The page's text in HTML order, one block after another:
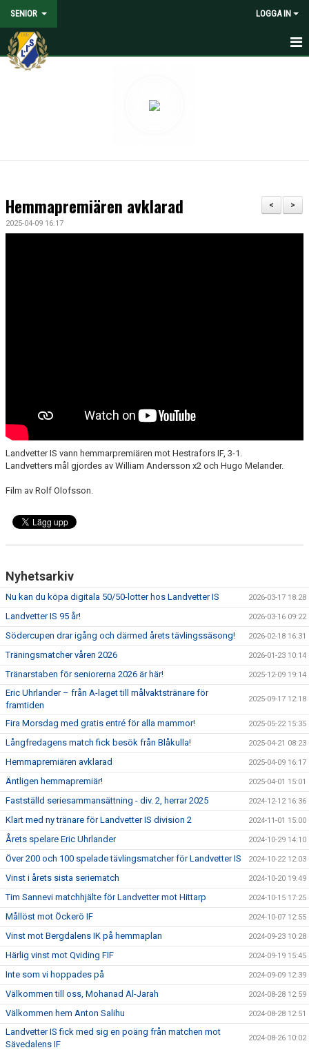
SENIOR LOGGA IN
HEM
MEDIA
>
<
Hemmapremiären avklarad
2025-04-09 16:17
Landvetter IS vann hemmarpremiären mot Hestrafors IF, 3-1.
Landvetters mål gjordes av William Andersson x2 och Hugo Melander.
Film av Rolf Olofsson.
Nyhetsarkiv
Nu kan du köpa digitala 50/50-lotter hos Landvetter IS 2026-03-17 18:28
Landvetter IS 95 år! 2026-03-16 09:22
Södercupen drar igång och därmed årets tävlingssäsong! 2026-02-18 16:31
Träningsmatcher våren 2026 2026-01-23 10:14
Tränarstaben för seniorerna 2026 är här! 2025-12-09 19:14
Eric Uhrlander – från A-laget till målvaktstränare för
framtiden
2025-09-17 12:18
Fira Morsdag med gratis entré för alla mammor! 2025-05-22 15:35
Långfredagens match fick besök från Blåkulla! 2025-04-21 08:23
Hemmapremiären avklarad 2025-04-09 16:17
Äntligen hemmapremiär! 2025-04-01 15:01
Fastställd seriesammansättning - div. 2, herrar 2025 2024-12-12 16:36
Klart med ny tränare för Landvetter IS division 2 2024-11-01 15:00
Årets spelare Eric Uhrlander 2024-10-29 14:10
Över 200 och 100 spelade tävlingsmatcher för Landvetter IS 2024-10-22 12:03
Vinst i årets sista seriematch 2024-10-20 19:49
Tim Sannevi matchhjälte för Landvetter mot Hittarp 2024-10-15 17:25
Mållöst mot Öckerö IF 2024-10-07 12:55
Vinst mot Bergdalens IK på hemmaplan 2024-09-23 10:28
Härlig vinst mot Qviding FIF 2024-09-19 15:45
Inte som vi hoppades på 2024-09-09 12:39
Välkommen till oss, Mohanad Al-Jarah 2024-08-28 12:59
Välkommen hem Anton Salihu 2024-08-28 12:51
Landvetter IS fick med sig en poäng från matchen mot
Sävedalens IF
2024-08-26 10:02